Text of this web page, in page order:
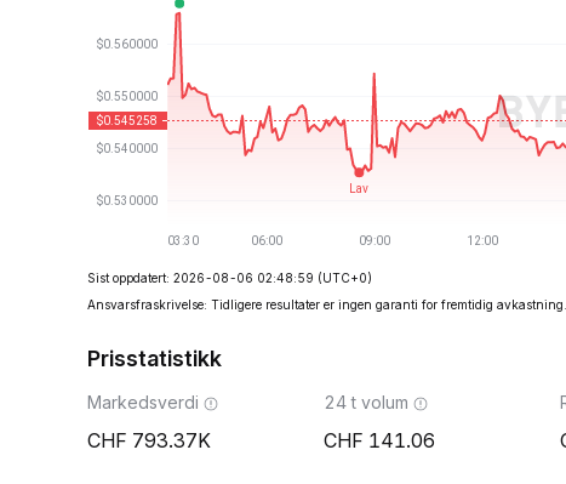
Sist oppdatert: 2026-08-06 02:48:59 (UTC+0)
Ansvarsfraskrivelse: Tidligere resultater er ingen garanti for fremtidig avkastning.
Prisstatistikk
Markedsverdi
793.37K
24 t volum
141.06